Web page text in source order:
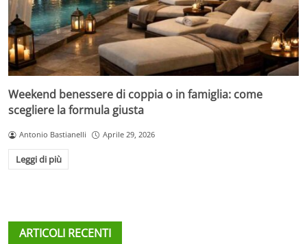
Weekend benessere di coppia o in famiglia: come
scegliere la formula giusta
Antonio Bastianelli Aprile 29, 2026
Leggi di più
ARTICOLI RECENTI